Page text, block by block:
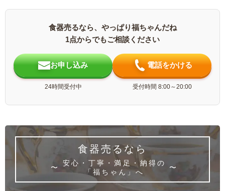
食器売るなら、やっぱり福ちゃんだね
1点からでもご相談ください
お申し込み
24時間受付中
電話をかける
受付時間 8:00～20:00
食器売るなら
安心・丁寧・満足・納得の
「福ちゃん」へ